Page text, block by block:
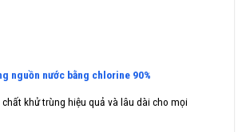
nguồn nước bằng chlorine 90%
khử trùng hiệu quả và lâu dài cho mọi